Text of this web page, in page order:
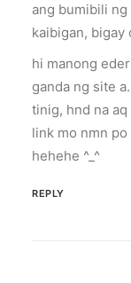
ang bumibili ng
kaibigan, bigay
hi manong
ganda ng site
tinig, hnd na aq
link mo nmn
hehehe ^_^
REPLY